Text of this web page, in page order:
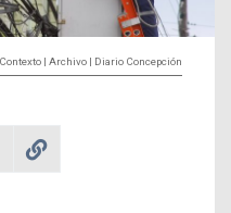
| Archivo | Diario Concepción